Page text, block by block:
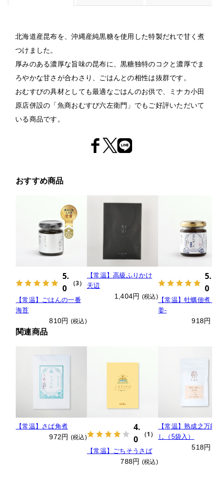
北海道産昆布を、沖縄産純黒糖を使用した特製だれで甘く煮
つけました。
厚みのある濃厚な旨味の昆布に、黒糖独特のコクと濃厚でま
ろやかな甘さが合わさり、ごはんとの相性は抜群です。
おむすびの具材としても最適なごはんのお供で、ミナカ小田
原店併設の「魚商おむすび六左衛門」でもご好評いただいて
いる商品です。
おすすめ商品
5.
0
（3）
【常温】ごはんの一番
海苔
810円 (税込)
【常温】高級ふりかけ
天辺
1,404円 (税込)
5.
0
【常温】牡蠣佃煮 -
姜-
918円
関連商品
【常温】さば角煮
972円 (税込)
4.
0
（1）
【常温】ごちそうさば
788円 (税込)
【常温】熟成之万能
し（5袋入）
518円